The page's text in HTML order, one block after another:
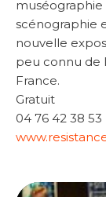
scénographie
nouvelle
peu connu de
France.
Gratuit
04 76 42 38 53